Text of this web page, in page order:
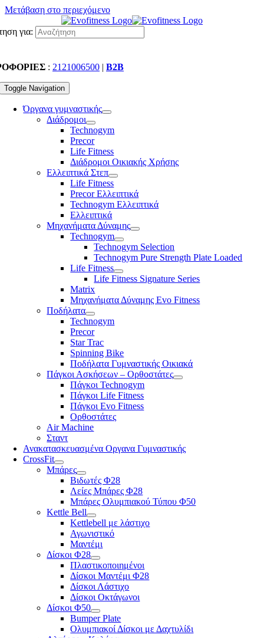
Μετάβαση στο περιεχόμενο
για:
: 2121006500 | B2B
Toggle Navigation
Όργανα γυμναστικής
Διάδρομοι
Technogym
Precor
Life Fitness
Διάδρομοι Οικιακής Χρήσης
Ελλειπτικά Στεπ
Life Fitness
Precor Ελλειπτικά
Technogym Ελλειπτικά
Ελλειπτικά
Μηχανήματα Δύναμης
Technogym
Technogym Selection
Technogym Pure Strength Plate Loaded
Life Fitness
Life Fitness Signature Series
Matrix
Μηχανήματα Δύναμης Evo Fitness
Ποδήλατα
Technogym
Precor
Star Trac
Spinning Bike
Ποδήλατα Γυμναστικής Οικιακά
Πάγκοι Ασκήσεων – Ορθοστάτες
Πάγκοι Technogym
Πάγκοι Life Fitness
Πάγκοι Evo Fitness
Ορθοστάτες
Air Machine
Σταντ
Ανακατασκευασμένα Οργανα Γυμναστικής
CrossFit
Μπάρες
Βιδωτές Φ28
Λείες Μπάρες Φ28
Μπάρες Ολυμπιακού Τύπου Φ50
Kettle Bell
Kettlebell με λάστιχο
Αγωνιστικό
Μαντέμι
Δίσκοι Φ28
Πλαστικοποιημένοι
Δίσκοι Μαντέμι Φ28
Δίσκοι Λάστιχο
Δίσκοι Οκτάγωνοι
Δίσκοι Φ50
Bumper Plate
Ολυμπιακοί Δίσκοι με Δαχτυλίδι